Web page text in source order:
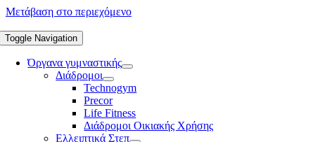
Μετάβαση στο περιεχόμενο
Toggle Navigation
Όργανα γυμναστικής
Διάδρομοι
Technogym
Precor
Life Fitness
Διάδρομοι Οικιακής Χρήσης
Ελλειπτικά Στεπ